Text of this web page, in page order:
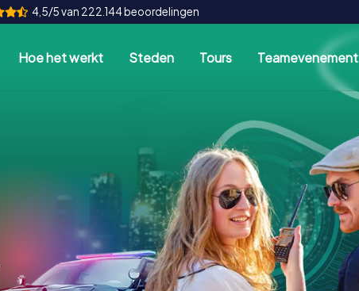
4,5/5 van 222.144 beoordelingen
Hoe het werkt Steden Tours Teamevenement